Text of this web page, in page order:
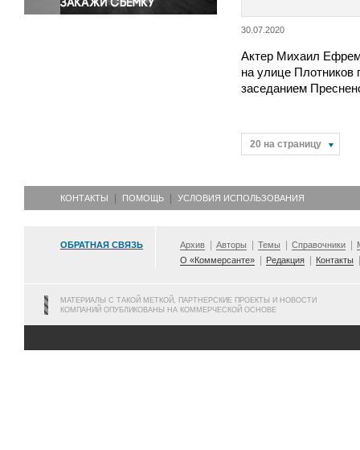
30.07.2020
Актер Михаил
на улице Плотников
заседанием
20 на страницу
КОНТАКТЫ ПОМОЩЬ УСЛОВИЯ ИСПОЛЬЗОВАНИЯ
ОБРАТНАЯ СВЯЗЬ Архив Авторы Темы Справочники
О «Коммерсанте»
Редакция Контакты
МАТЕРИАЛЫ С ТАКОЙ МЕТКОЙ, ПАРТНЕРСКИЕ ПРОЕКТЫ И НОВОСТИ
КОМПАНИЙ ОПУБЛИКОВАНЫ НА КОММЕРЧЕСКОЙ ОСНОВЕ